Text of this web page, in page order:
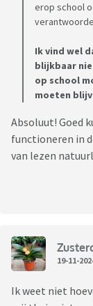
erop school
Ik vind wel
blijkbaar
op school
moeten
Absoluut! Goed
functioneren in
van lezen
19-11-
Ik weet niet